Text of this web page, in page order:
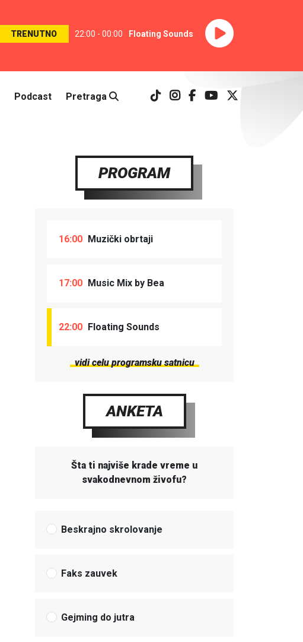
TRENUTNO 22:00 - 00:00 Floating Sounds
Podcast Pretraga
PROGRAM
16:00 Muzički obrtaji
17:00 Music Mix by Bea
22:00 Floating Sounds
vidi celu programsku satnicu
ANKETA
Šta ti najviše krade vreme u
svakodnevnom živofu?
Beskrajno skrolovanje
Faks zauvek
Gejming do jutra